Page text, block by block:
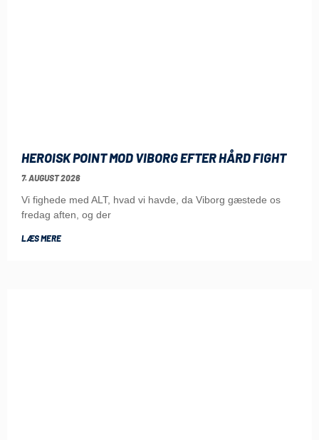
HEROISK POINT MOD VIBORG EFTER HÅRD FIGHT
7. AUGUST 2026
Vi fighede med ALT, hvad vi havde, da Viborg gæstede os
fredag aften, og der
LÆS MERE